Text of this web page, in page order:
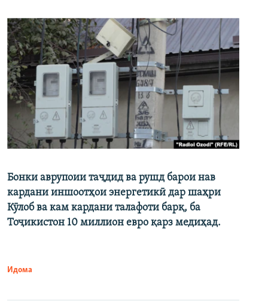
Бонки аврупоии таҷдид ва рушд барои нав
кардани иншоотҳои энергетикӣ дар шаҳри
Кӯлоб ва кам кардани талафоти барқ, ба
Тоҷикистон 10 миллион евро қарз медиҳад.
Идома